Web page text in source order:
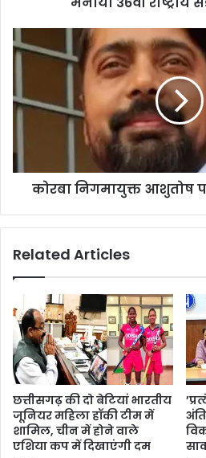
निगमायुक्त
ने
कोरबा निगमायुक्त आशुतोष
Related Articles
छत्तीसगढ़ की दो बेटियां भारतीय
जूनियर महिला हॉकी टीम में
शामिल, चीन में होने वाले
एशिया कप में दिखाएंगी दम